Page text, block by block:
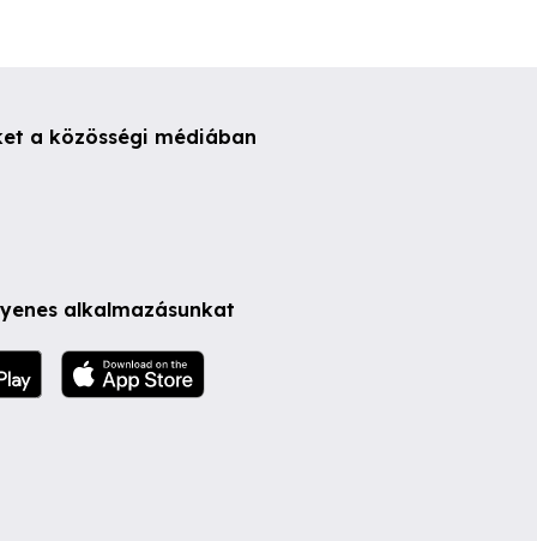
a közösségi médiában
alkalmazásunkat